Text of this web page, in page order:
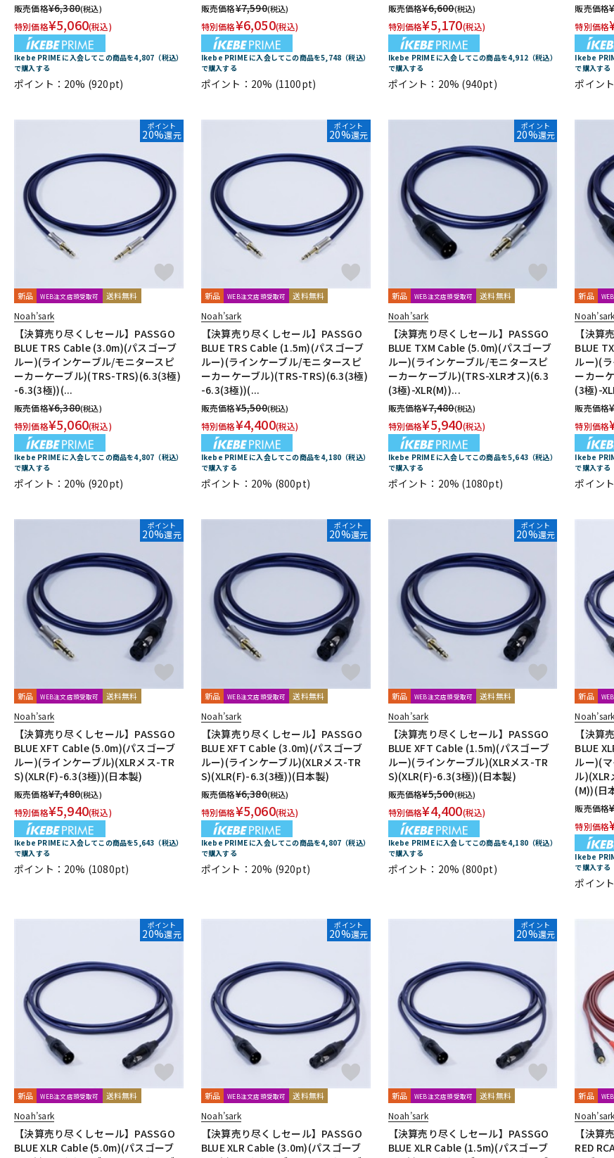
販売価格¥6,380(税込)
特別価格¥5,060(税込)
Ikebe PRIME に入会してこの商品を4,807（税込）
で購入する
ポイント：20% (920pt)
販売価格¥7,590(税込)
特別価格¥6,050(税込)
Ikebe PRIME に入会してこの商品を5,748（税込）
で購入する
ポイント：20% (1100pt)
販売価格¥6,600(税込)
特別価格¥5,170(税込)
Ikebe PRIME に入会してこの商品を4,912（税込）
で購入する
ポイント：20% (940pt)
販売価格
特別価格
Ikebe
で購入する
ポイン
ポイント
20%還元
新品 WEB注文店頭受取可 送料無料
Noah’sark
【決算売り尽くしセール】PASSGO
BLUE TRS Cable (3.0m)(パスゴーブ
ルー)(ラインケーブル/モニタースピ
ーカーケーブル)(TRS-TRS)(6.3(3極)
-6.3(3極))(...
販売価格¥6,380(税込)
特別価格¥5,060(税込)
Ikebe PRIME に入会してこの商品を4,807（税込）
で購入する
ポイント：20% (920pt)
ポイント
20%還元
新品 WEB注文店頭受取可 送料無料
Noah’sark
【決算売り尽くしセール】PASSGO
BLUE TRS Cable (1.5m)(パスゴーブ
ルー)(ラインケーブル/モニタースピ
ーカーケーブル)(TRS-TRS)(6.3(3極)
-6.3(3極))(...
販売価格¥5,500(税込)
特別価格¥4,400(税込)
Ikebe PRIME に入会してこの商品を4,180（税込）
で購入する
ポイント：20% (800pt)
ポイント
20%還元
新品 WEB注文店頭受取可 送料無料
Noah’sark
【決算売り尽くしセール】PASSGO
BLUE TXM Cable (5.0m)(パスゴーブ
ルー)(ラインケーブル/モニタースピ
ーカーケーブル)(TRS-XLRオス)(6.3
(3極)-XLR(M))...
販売価格¥7,480(税込)
特別価格¥5,940(税込)
Ikebe PRIME に入会してこの商品を5,643（税込）
で購入する
ポイント：20% (1080pt)
新品
Noah’sark
【決算
BLUE
ルー)(
ーカー
(3極)-
販売価格
特別価格
Ikebe
で購入する
ポイン
ポイント
20%還元
新品 WEB注文店頭受取可 送料無料
Noah’sark
【決算売り尽くしセール】PASSGO
BLUE XFT Cable (5.0m)(パスゴーブ
ルー)(ラインケーブル)(XLRメス-TR
S)(XLR(F)-6.3(3極))(日本製)
販売価格¥7,480(税込)
特別価格¥5,940(税込)
Ikebe PRIME に入会してこの商品を5,643（税込）
で購入する
ポイント：20% (1080pt)
ポイント
20%還元
新品 WEB注文店頭受取可 送料無料
Noah’sark
【決算売り尽くしセール】PASSGO
BLUE XFT Cable (3.0m)(パスゴーブ
ルー)(ラインケーブル)(XLRメス-TR
S)(XLR(F)-6.3(3極))(日本製)
販売価格¥6,380(税込)
特別価格¥5,060(税込)
Ikebe PRIME に入会してこの商品を4,807（税込）
で購入する
ポイント：20% (920pt)
ポイント
20%還元
新品 WEB注文店頭受取可 送料無料
Noah’sark
【決算売り尽くしセール】PASSGO
BLUE XFT Cable (1.5m)(パスゴーブ
ルー)(ラインケーブル)(XLRメス-TR
S)(XLR(F)-6.3(3極))(日本製)
販売価格¥5,500(税込)
特別価格¥4,400(税込)
Ikebe PRIME に入会してこの商品を4,180（税込）
で購入する
ポイント：20% (800pt)
新品
Noah’sark
【決算
BLUE
ルー)(
ル)(XLR
(M))(日
販売価格
特別価格
Ikebe
で購入する
ポイン
ポイント
20%還元
新品 WEB注文店頭受取可 送料無料
Noah’sark
【決算売り尽くしセール】PASSGO
BLUE XLR Cable (5.0m)(パスゴーブ
ポイント
20%還元
新品 WEB注文店頭受取可 送料無料
Noah’sark
【決算売り尽くしセール】PASSGO
BLUE XLR Cable (3.0m)(パスゴーブ
ポイント
20%還元
新品 WEB注文店頭受取可 送料無料
Noah’sark
【決算売り尽くしセール】PASSGO
BLUE XLR Cable (1.5m)(パスゴーブ
新品
Noah’sark
【決算
RED